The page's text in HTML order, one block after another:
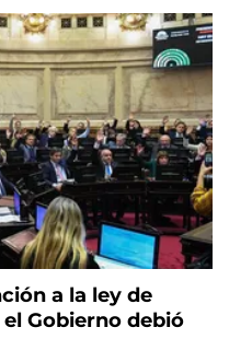
a la ley de
Gobierno debió